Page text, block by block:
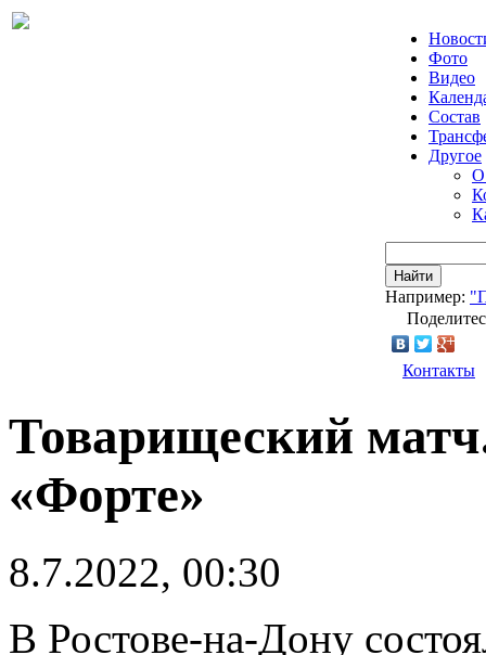
Фото
Видео
Состав
Другое
О
Найти
Например:
Контакты
Товарищеский
«Форте»
8.7.2022, 00:30
В Ростове-на-Дону